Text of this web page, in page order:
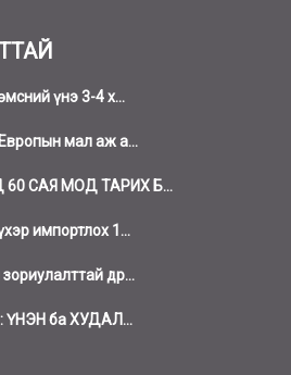
үнэ 3-4 х...
мал аж а...
САЯ МОД ТАРИХ Б...
импортлох 1...
др...
ҮНЭН ба ХУДАЛ...